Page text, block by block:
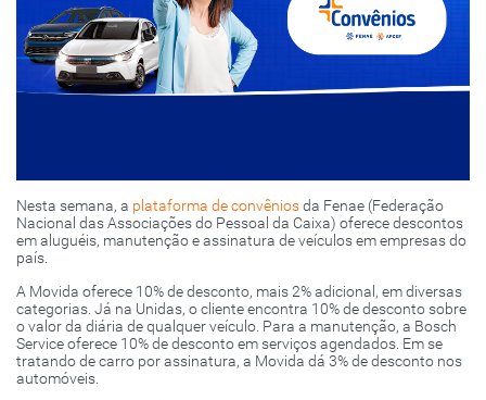
Nesta semana, a plataforma de convêniosda Fenae (Federação
Nacional das Associações do Pessoal da Caixa) oferece descontos
em aluguéis, manutenção e assinatura de veículos em empresas do
país.
A Movida oferece 10% de desconto, mais 2% adicional, em diversas
categorias. Já na Unidas, o cliente encontra 10% de desconto sobre
o valor da diária de qualquer veículo. Para a manutenção, a Bosch
Service oferece 10% de desconto em serviços agendados. Em se
tratando de carro por assinatura, a Movida dá 3% de desconto nos
automóveis.